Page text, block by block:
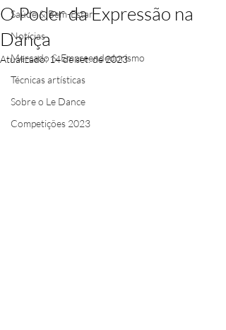
Saúde & Bem-Estar
Notícias
Mercado & Empreendedorismo
Técnicas artísticas
Sobre o Le Dance
Competições 2023
O Poder da Expressão na
Dança
Atualizado:14 de set. de 2023